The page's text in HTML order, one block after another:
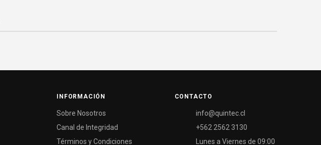
INFORMACIÓN
Sobre Nosotros
Canal de Integridad
Términos y Condiciones
CONTACTO
info@quintec.cl
+562 2562 3130
Lunes a Viernes de 09:00